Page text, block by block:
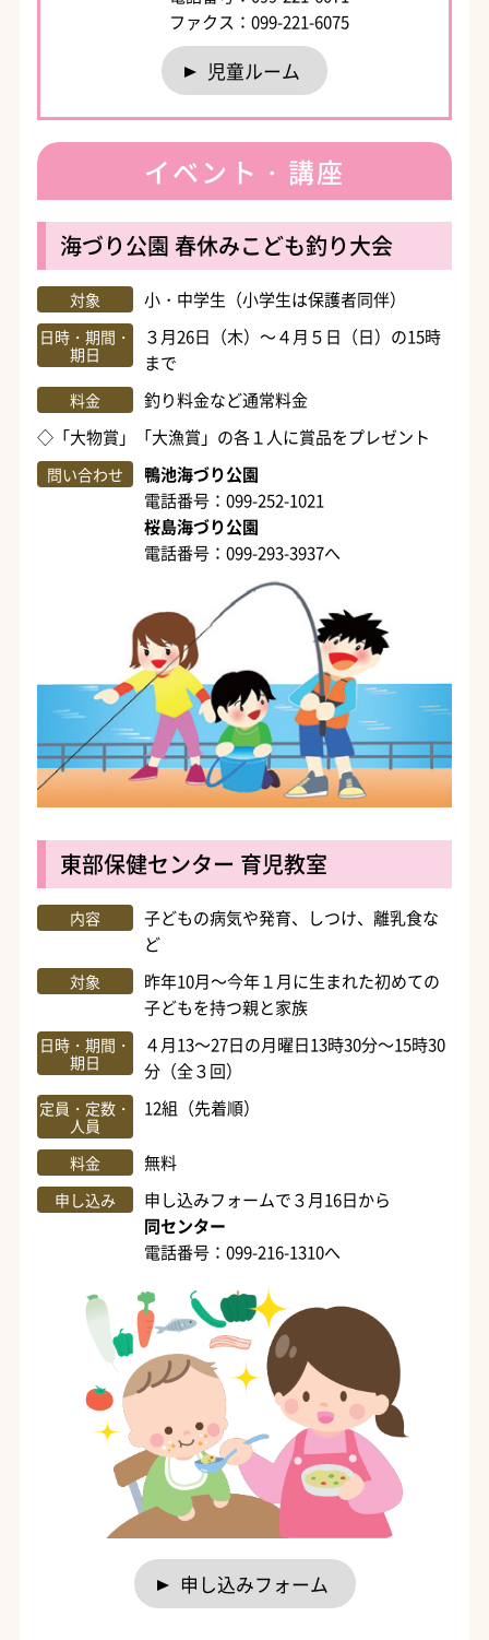
ファクス：099-221-6075
児童ルーム
イベント・講座
海づり公園 春休みこども釣り大会
対象 小・中学生（小学生は保護者同伴）
日時・期間・
期日
３月26日（木）～４月５日（日）の15時
まで
料金
釣り料金など通常料金
◇「大物賞」「大漁賞」の各１人に賞品をプレゼント
問い合わせ
鴨池海づり公園
電話番号：099-252-1021
桜島海づり公園
電話番号：099-293-3937へ
東部保健センター 育児教室
内容
子どもの病気や発育、しつけ、離乳食な
ど
対象
昨年10月～今年１月に生まれた初めての
子どもを持つ親と家族
日時・期間・
期日
４月13～27日の月曜日13時30分～15時30
分（全３回）
定員・定数・
人員
12組（先着順）
料金 無料
申し込み
申し込みフォームで３月16日から
同センター
電話番号：099-216-1310へ
申し込みフォーム